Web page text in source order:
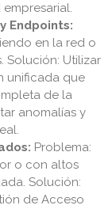
Endpoints:
en la red o
Solución: Utilizar
unificada que
de la
anomalías y
Problema:
o con altos
Solución:
de Acceso